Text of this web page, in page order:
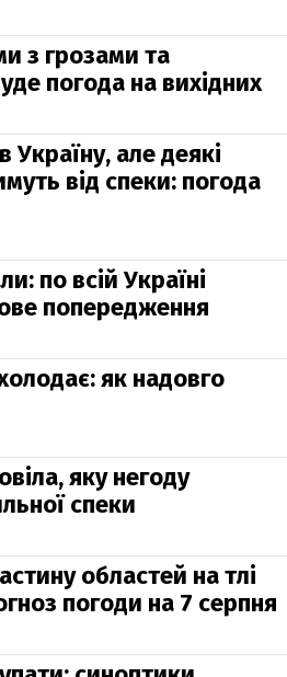
з грозами та
погода на вихідних
але деякі
від спеки: погода
по всій Україні
попередження
як надовго
яку негоду
спеки
областей на тлі
погоди на 7 серпня